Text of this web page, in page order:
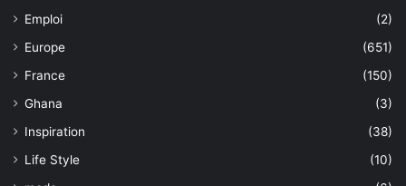
Emploi
(2)
Europe
(651)
France
(150)
Ghana
(3)
Inspiration
(38)
Life Style
(10)